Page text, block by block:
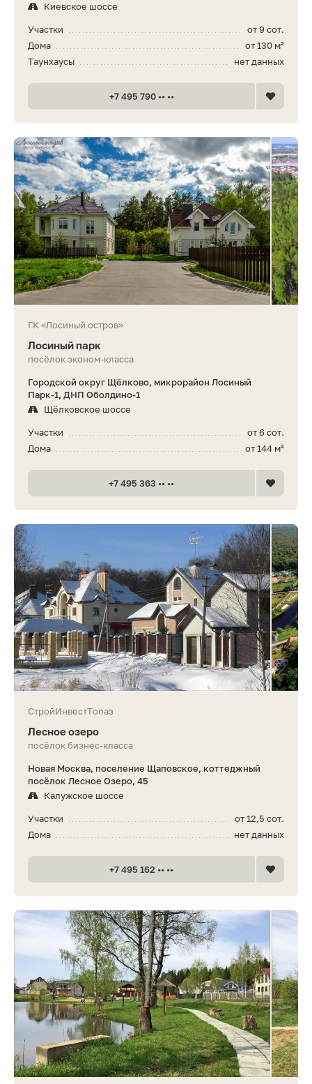
Киевское шоссе
от 9 сот.
Участки
от 130 м²
Дома
нет данных
Таунхаусы
+7 495 790 •• ••
ГК «Лосиный остров»
Лосиный парк
посёлок эконом-класса
Городской округ Щёлково, микрорайон Лосиный
Парк-1, ДНП Оболдино-1
Щёлковское шоссе
от 6 сот.
Участки
от 144 м²
Дома
+7 495 363 •• ••
СтройИнвестТопаз
Лесное озеро
посёлок бизнес-класса
Новая Москва, поселение Щаповское, коттеджный
посёлок Лесное Озеро, 45
Калужское шоссе
от 12,5 сот.
Участки
нет данных
Дома
+7 495 162 •• ••